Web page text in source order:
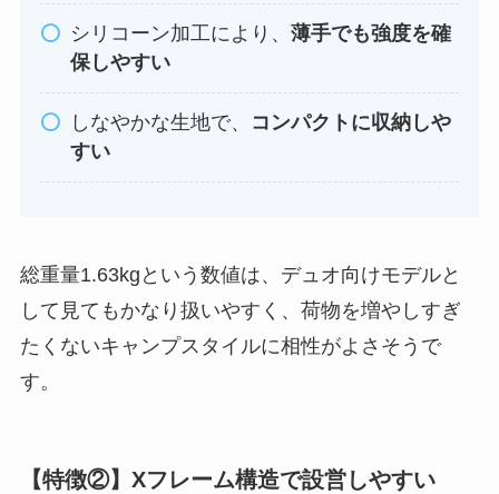
シリコーン加工により、 薄手でも強度を確
保しやすい
しなやかな生地で、
コンパクトに収納しや
すい
総重量1.63kgという数値は、デュオ向けモデルと
して見てもかなり扱いやすく、荷物を増やしすぎ
たくないキャンプスタイルに相性がよさそうで
す。
【特徴②】Xフレーム構造で設営しやすい